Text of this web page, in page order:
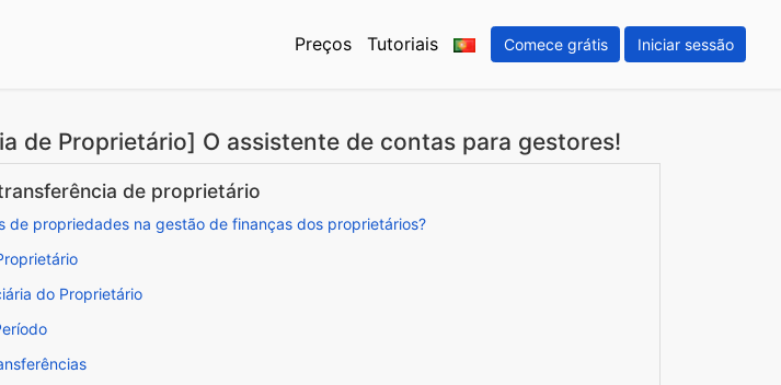
Preços Tutoriais Comece grátis Iniciar sessão
de Proprietário] O assistente de contas para gestores!
de proprietário
de propriedades na gestão de finanças dos proprietários?
do Proprietário